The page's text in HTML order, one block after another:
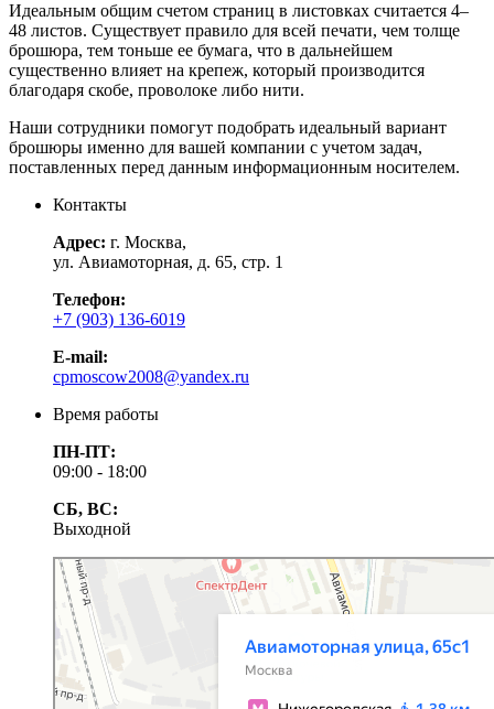
Идеальным общим счетом страниц в листовках считается 4–
48 листов. Существует правило для всей печати, чем толще
брошюра, тем тоньше ее бумага, что в дальнейшем
существенно влияет на крепеж, который производится
благодаря скобе, проволоке либо нити.
Наши сотрудники помогут подобрать идеальный вариант
брошюры именно для вашей компании с учетом задач,
поставленных перед данным информационным носителем.
Контакты
Адрес: г. Москва,
ул. Авиамоторная, д. 65, стр. 1
Телефон:
+7 (903) 136-6019
E-mail:
cpmoscow2008@yandex.ru
Время работы
ПН-ПТ:
09:00 - 18:00
СБ, ВС:
Выходной